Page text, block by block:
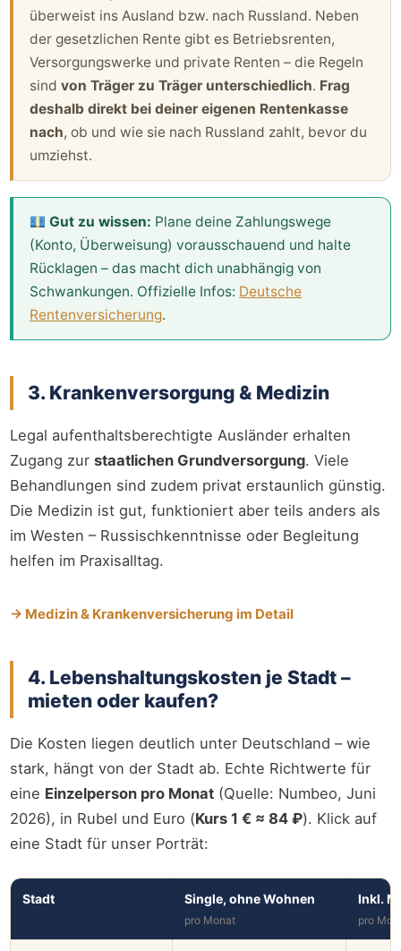
überweist ins Ausland bzw. nach Russland. Neben
der gesetzlichen Rente gibt es Betriebsrenten,
Versorgungswerke und private Renten – die Regeln
sind von Träger zu Träger unterschiedlich. Frag
deshalb direkt bei deiner eigenen Rentenkasse
nach, ob und wie sie nach Russland zahlt, bevor du
umziehst.
Gut zu wissen: Plane deine Zahlungswege
(Konto, Überweisung) vorausschauend und halte
Rücklagen – das macht dich unabhängig von
Schwankungen. Offizielle Infos: Deutsche
Rentenversicherung.
3. Krankenversorgung & Medizin
Legal aufenthaltsberechtigte Ausländer erhalten
Zugang zur staatlichen Grundversorgung. Viele
Behandlungen sind zudem privat erstaunlich günstig.
Die Medizin ist gut, funktioniert aber teils anders als
im Westen – Russischkenntnisse oder Begleitung
helfen im Praxisalltag.
→ Medizin & Krankenversicherung im Detail
4. Lebenshaltungskosten je Stadt –
mieten oder kaufen?
Die Kosten liegen deutlich unter Deutschland – wie
stark, hängt von der Stadt ab. Echte Richtwerte für
eine Einzelperson pro Monat (Quelle: Numbeo, Juni
2026), in Rubel und Euro (Kurs 1 € ≈ 84 ₽). Klick auf
eine Stadt für unser Porträt:
Stadt Single, ohne Wohnen
pro Monat
Inkl.
pro